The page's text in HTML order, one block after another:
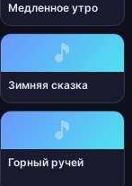
Медленное утро
🎵
Зимняя сказка
🎵
Горный ручей